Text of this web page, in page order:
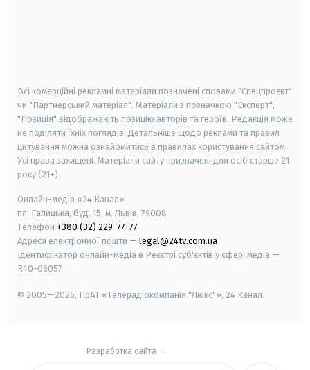
Всі комерційні рекламні матеріали позначені словами "Спецпроєкт"
чи "Партнерський матеріал". Матеріали з позначкою "Експерт",
"Позиція" відображають позицію авторів та героїв. Редакція може
не поділяти їхніх поглядів. Детальніше щодо реклами та правил
цитування можна ознайомитись в правилах користування сайтом.
Усі права захищені. Матеріали сайту призначені для осіб старше 21
року (21+)
Онлайн-медіа «24 Канал»
пл. Галицька, буд. 15, м. Львів, 79008
Телефон +380 (32) 229-77-77
Адреса електронної пошти — legal@24tv.com.ua
Ідентифікатор онлайн-медіа в Реєстрі суб'єктів у сфері медіа —
R40-06057
© 2005—2026, ПрАТ «Телерадіокомпанія "Люкс"», 24 Канал.
Разработка сайта -